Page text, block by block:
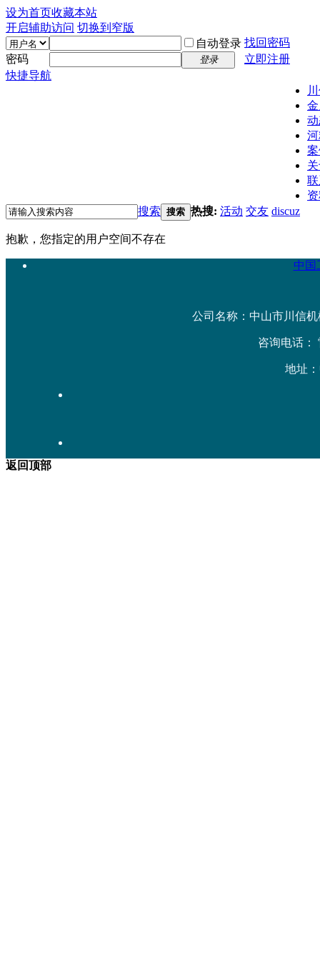
设为首页收藏本站
开启辅助访问 切换到窄版
自动登录 找回密码
密码
登录
立即注册
快捷导航
搜索 搜索 热搜: 活动 交友 discuz
抱歉，您指定的用户空间不存在
中国
公司名称：中山市川信机
咨询电话：
地址
返回顶部